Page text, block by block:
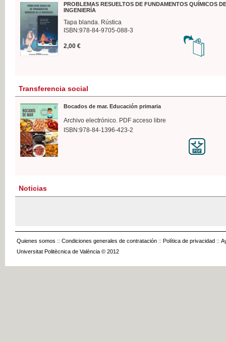
PROBLEMAS RESUELTOS DE FUNDAMENTOS QUÍMICOS
INGENIERÍA
Tapa blanda. Rústica
ISBN:978-84-9705-088-3
2,00 €
Transferencia social
Bocados de mar. Educación primaria
Archivo electrónico. PDF acceso libre
ISBN:978-84-1396-423-2
Noticias
Quienes somos :: Condiciones generales de contratación :: Política de privacidad ::
Universitat Politècnica de València © 2012